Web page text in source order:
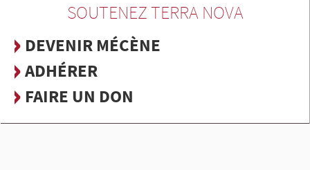
SOUTENEZ TERRA NOVA
DEVENIR MÉCÈNE
ADHÉRER
FAIRE UN DON